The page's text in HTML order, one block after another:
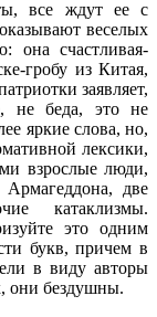
все ждут ее с
веселых
она счастливая-
гробу из Китая,
заявляет,
не беда, это не
яркие слова, но,
лексики,
взрослые люди,
Армагеддона, две
катаклизмы.
это одним
букв, причем в
в виду авторы
они бездушны.